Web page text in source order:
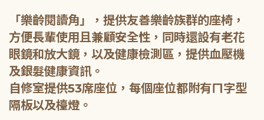
「樂齡閱讀角」，提供友善樂齡族群的座椅，
方便長輩使用且兼顧安全性，同時還設有老花
眼鏡和放大鏡，以及健康檢測區，提供血壓機
及銀髮健康資訊。
自修室提供53席座位，每個座位都附有ㄇ字型